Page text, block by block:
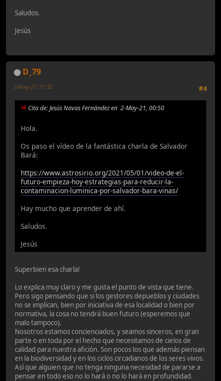
Saludos.
Jesús
D_79
#4
3-May-21, 11:32
Cita de: Jesús Navas Fernández en 2-May-21, 00:50
Hola.
Os paso el vídeo de la fantástica charla de Salvador
Bará:
https://www.astrosirio.org/2021/05/01/video-de-el-
futuro-empieza-hoy-estrategias-para-reducir-la-
contaminacion-luminica-por-salvador-bara-vinas/
Hay mucho que aprender de ahí.
Saludos.
Jesús
Superbien esa charla!
Lo explica muy claro y me gusta el punto de vista que tiene.
Pero sigo pensando que si los gestores depueblos y ciudades
no se implican, bien por iniciativa de esa localidad o bien por
normativa, la cosa no tendrá buen futuro (esperemos que
malo tampoco).
Nosotros estamos concienciados, y seamos sinceros, en gran
parte o en toda por el hecho que necesitamos de cielos de
calidad para nuestra afición. Son pocos los que además piensan
en la biodiversidad y en los ciclos circadianos de los seres vivos.
Así que alguien que no tenga ninguna necesidad de pararse a
pensar en todo eso no lo hará o no lo hará en profundidad.